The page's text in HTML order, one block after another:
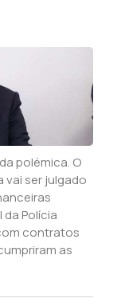
polémica. O
vai ser julgado
Polícia
contratos
as